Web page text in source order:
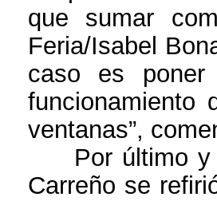
que sumar
Feria/Isabel
caso es
funcionamiento
ventanas”,
Por último
Carreño se